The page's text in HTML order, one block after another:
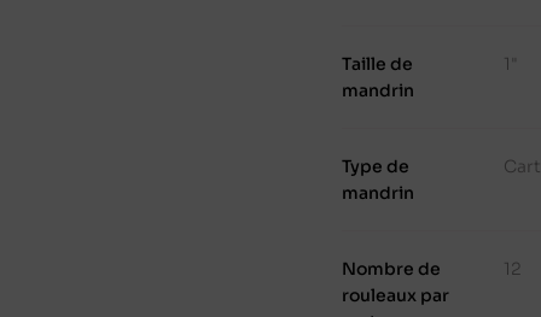
Taille de
mandrin
1"
Type de
mandrin
Nombre de
rouleaux par
12